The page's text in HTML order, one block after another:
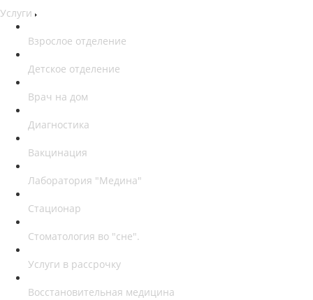
Услуги
Взрослое отделение
Детское отделение
Врач на дом
Диагностика
Вакцинация
Лаборатория "Медина"
Стационар
Стоматология во "сне".
Услуги в рассрочку
Восстановительная медицина